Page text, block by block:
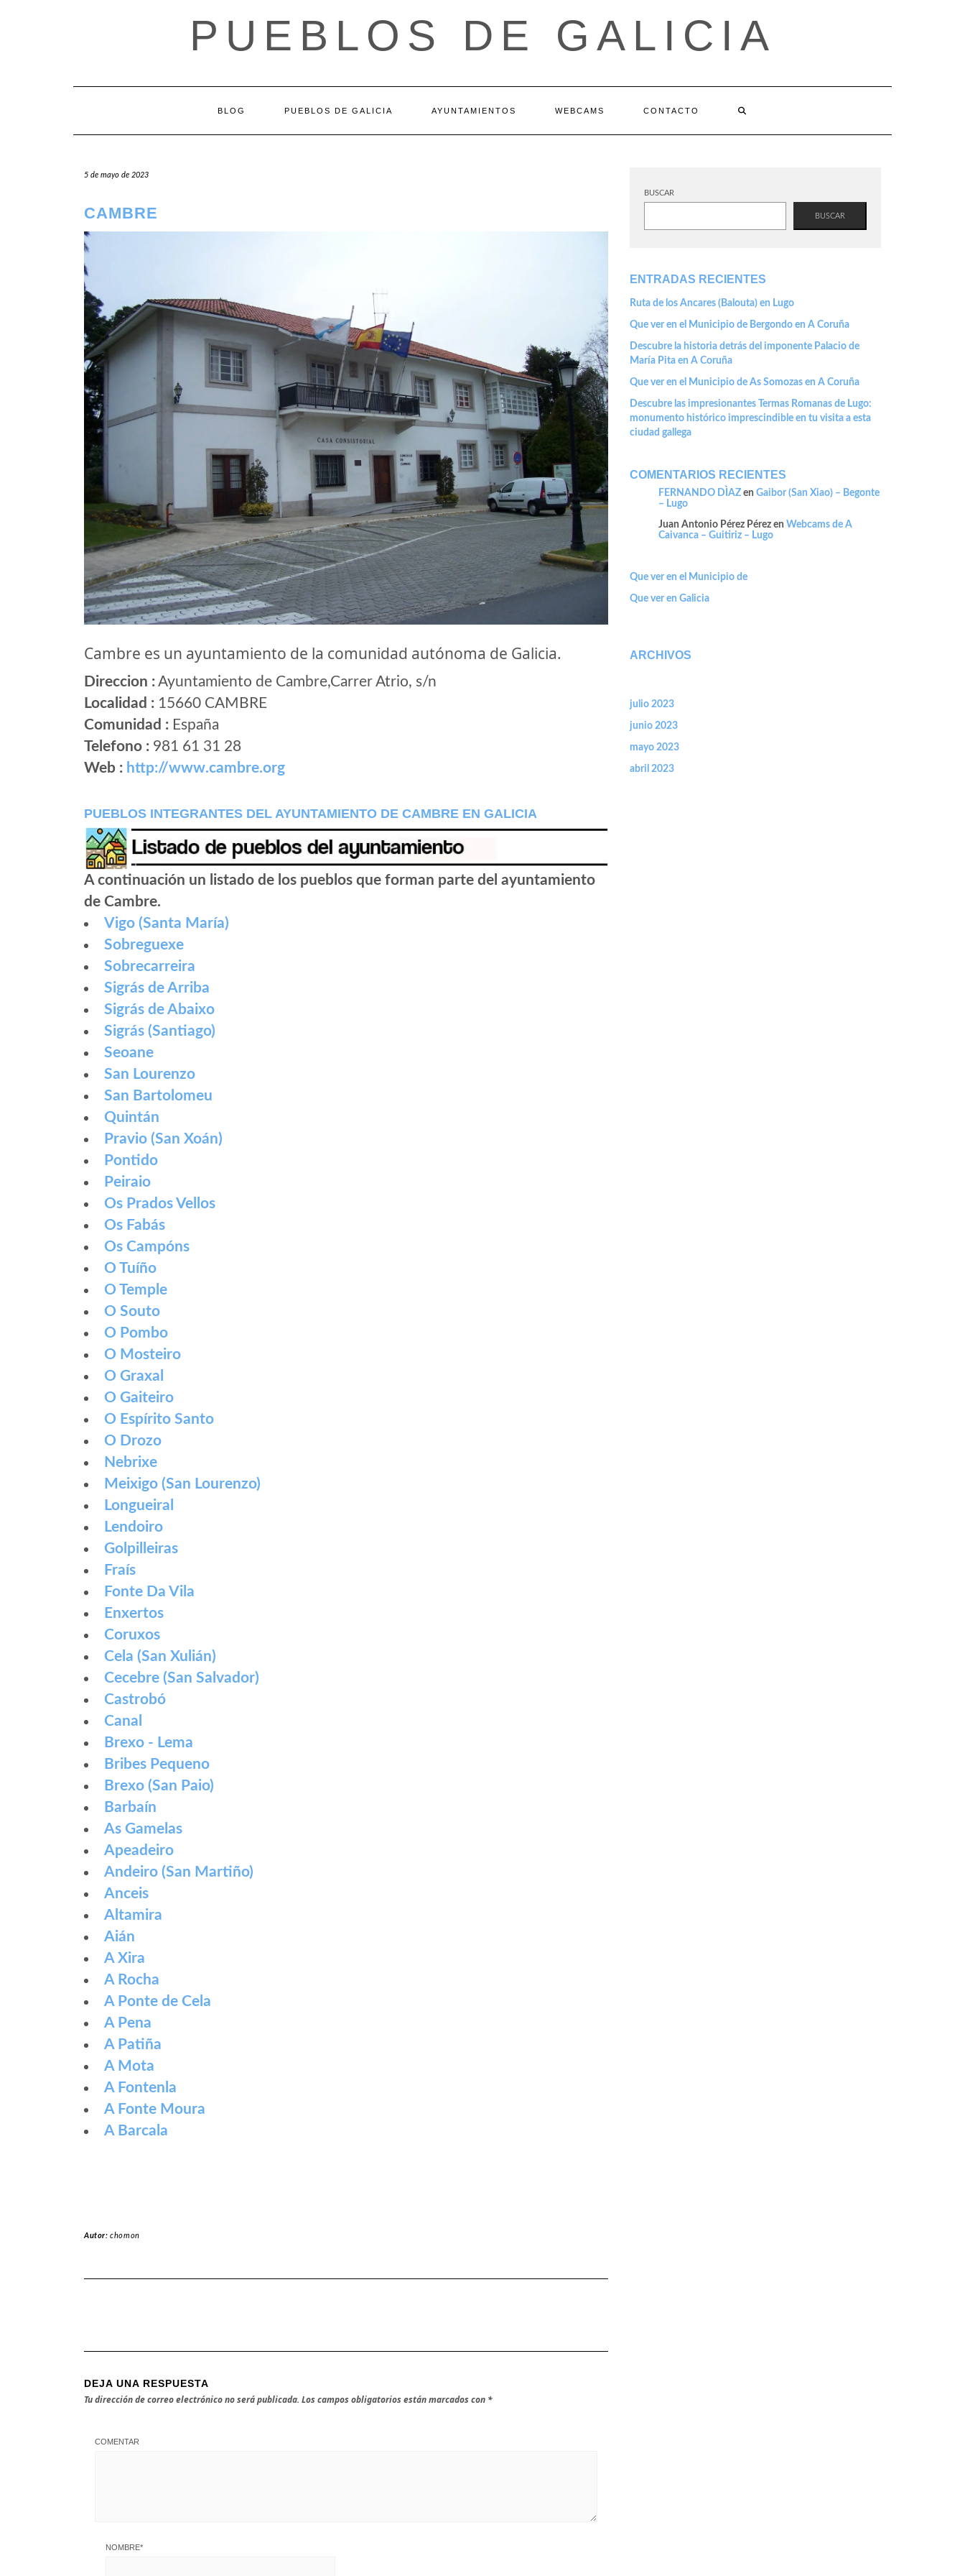
PUEBLOS DE GALICIA
BLOG PUEBLOS DE GALICIA AYUNTAMIENTOS WEBCAMS CONTACTO
5 de mayo de 2023
CAMBRE
Cambre es un ayuntamiento de la comunidad autónoma de Galicia.
Direccion :Ayuntamiento de Cambre,Carrer Atrio, s/n
Localidad : 15660 CAMBRE
Comunidad : España
Telefono : 981 61 31 28
Web : http://www.cambre.org
PUEBLOS INTEGRANTES DEL AYUNTAMIENTO DE CAMBRE EN GALICIA
A continuación un listado de los pueblos que forman parte del ayuntamiento
de Cambre.
Vigo (Santa María)
Sobreguexe
Sobrecarreira
Sigrás de Arriba
Sigrás de Abaixo
Sigrás (Santiago)
Seoane
San Lourenzo
San Bartolomeu
Quintán
Pravio (San Xoán)
Pontido
Peiraio
Os Prados Vellos
Os Fabás
Os Campóns
O Tuíño
O Temple
O Souto
O Pombo
O Mosteiro
O Graxal
O Gaiteiro
O Espírito Santo
O Drozo
Nebrixe
Meixigo (San Lourenzo)
Longueiral
Lendoiro
Golpilleiras
Fraís
Fonte Da Vila
Enxertos
Coruxos
Cela (San Xulián)
Cecebre (San Salvador)
Castrobó
Canal
Brexo - Lema
Bribes Pequeno
Brexo (San Paio)
Barbaín
As Gamelas
Apeadeiro
Andeiro (San Martiño)
Anceis
Altamira
Aián
A Xira
A Rocha
A Ponte de Cela
A Pena
A Patiña
A Mota
A Fontenla
A Fonte Moura
A Barcala
Autor:chomon
DEJA UNA RESPUESTA
Tu dirección de correo electrónico no será publicada. Los campos obligatorios están marcados con *
COMENTAR
NOMBRE*
BUSCAR
BUSCAR
ENTRADAS RECIENTES
Ruta de los Ancares (Balouta) en Lugo
Que ver en el Municipio de Bergondo en A Coruña
Descubre la historia detrás del imponente Palacio de
María Pita en A Coruña
Que ver en el Municipio de As Somozas en A Coruña
Descubre las impresionantes Termas Romanas de Lugo:
monumento histórico imprescindible en tu visita a esta
ciudad gallega
COMENTARIOS RECIENTES
FERNANDO DÌAZ en Gaibor (San Xiao) – Begonte
– Lugo
Juan Antonio Pérez Pérez en Webcams de A
Caivanca – Guitiriz – Lugo
Que ver en el Municipio de
Que ver en Galicia
ARCHIVOS
julio 2023
junio 2023
mayo 2023
abril 2023